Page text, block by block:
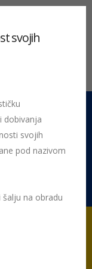
svojih
dobivanja
svojih
pod nazivom
na obradu